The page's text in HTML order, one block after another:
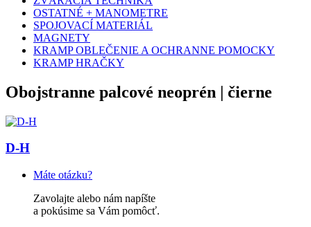
OSTATNÉ + MANOMETRE
SPOJOVACÍ MATERIÁL
MAGNETY
KRAMP OBLEČENIE A OCHRANNE POMOCKY
KRAMP HRAČKY
Obojstranne palcové neoprén | čierne
D-H
Máte otázku?
Zavolajte alebo nám napíšte
a pokúsime sa Vám pomôcť.